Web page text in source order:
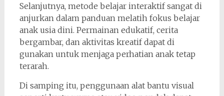
Selanjutnya, metode belajar interaktif sangat di
anjurkan dalam panduan melatih fokus belajar
anak usia dini. Permainan edukatif, cerita
bergambar, dan aktivitas kreatif dapat di
gunakan untuk menjaga perhatian anak tetap
terarah.
Di samping itu, penggunaan alat bantu visual